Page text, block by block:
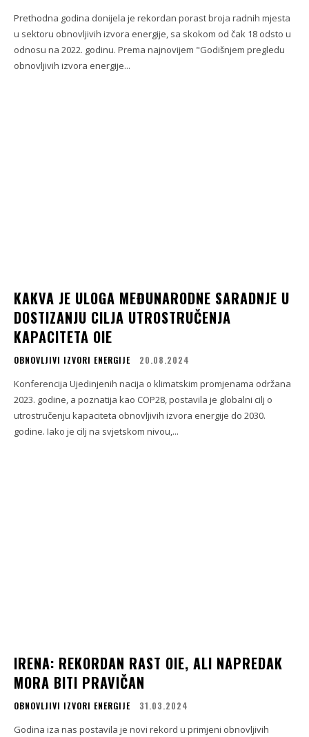
Prethodna godina donijela je rekordan porast broja radnih mjesta
u sektoru obnovljivih izvora energije, sa skokom od čak 18 odsto u
odnosu na 2022. godinu. Prema najnovijem "Godišnjem pregledu
obnovljivih izvora energije...
KAKVA JE ULOGA MEĐUNARODNE SARADNJE U
DOSTIZANJU CILJA UTROSTRUČENJA
KAPACITETA OIE
OBNOVLJIVI IZVORI ENERGIJE 20.08.2024
Konferencija Ujedinjenih nacija o klimatskim promjenama održana
2023. godine, a poznatija kao COP28, postavila je globalni cilj o
utrostručenju kapaciteta obnovljivih izvora energije do 2030.
godine. Iako je cilj na svjetskom nivou,...
IRENA: REKORDAN RAST OIE, ALI NAPREDAK
MORA BITI PRAVIČAN
OBNOVLJIVI IZVORI ENERGIJE 31.03.2024
Godina iza nas postavila je novi rekord u primjeni obnovljivih